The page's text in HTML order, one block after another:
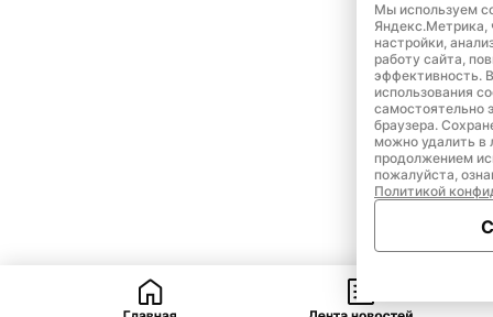
Мы используем
Яндекс.Метрика,
настройки,
работу сайта,
эффективность.
использования
самостоятельно
браузера.
можно удалить в
продолжением
пожалуйста,
Политикой